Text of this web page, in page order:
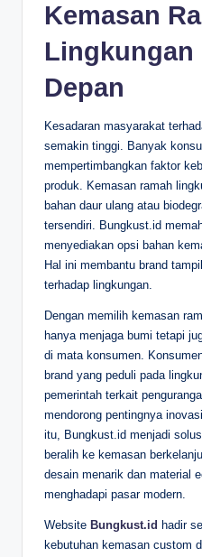
Kemasan
Lingkungan
Depan
Kesadaran masyarakat
semakin tinggi. Banyak
mempertimbangkan faktor
produk. Kemasan ramah
bahan daur ulang atau
tersendiri. Bungkust.id
menyediakan opsi bahan
Hal ini membantu brand
terhadap lingkungan.
Dengan memilih kemasan
hanya menjaga bumi tetapi
di mata konsumen.
brand yang peduli pada
pemerintah terkait
mendorong pentingnya
itu, Bungkust.id menjadi
beralih ke kemasan
desain menarik dan material
menghadapi pasar modern.
Website Bungkust.id hadir
kebutuhan kemasan custom